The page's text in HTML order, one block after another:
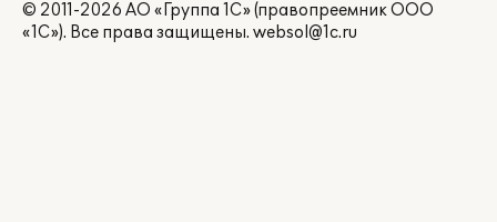
© 2011-2026 АО «Группа 1С» (правопреемник ООО
«1С»). Все права защищены. websol@1c.ru